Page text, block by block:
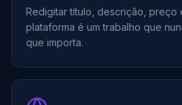
Redigitar título, descrição, preço
plataforma é um trabalho que
que importa.